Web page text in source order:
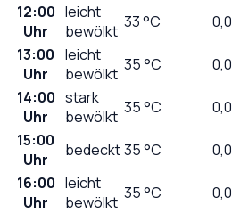
12:00
Uhr
leicht
bewölkt 33°C 0,0
13:00
Uhr
leicht
bewölkt 35°C 0,0
14:00
Uhr
stark
bewölkt 35°C 0,0
15:00
Uhr
bedeckt35°C 0,0
16:00
Uhr
leicht
bewölkt 35°C 0,0